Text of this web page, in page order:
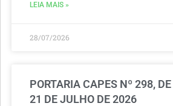
LEIA MAIS »
28/07/2026
PORTARIA CAPES Nº 298, DE
21 DE JULHO DE 2026